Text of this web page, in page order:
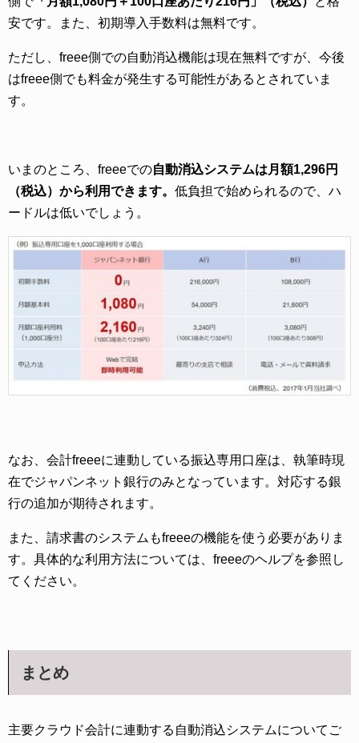
安です。また、初期導入手数料は無料です。
ただし、freee側での自動消込機能は現在無料ですが、今後
はfreee側でも料金が発生する可能性があるとされていま
す。
いまのところ、freeeでの自動消込システムは月額1,296円
（税込）から利用できます。 低負担で始められるので、ハ
ードルは低いでしょう。
なお、会計freeeに連動している振込専用口座は、執筆時現
在でジャパンネット銀行のみとなっています。対応する銀
行の追加が期待されます。
また、請求書のシステムもfreeeの機能を使う必要がありま
す。具体的な利用方法については、freeeのヘルプを参照し
てください。
まとめ
主要クラウド会計に連動する自動消込システムについてご